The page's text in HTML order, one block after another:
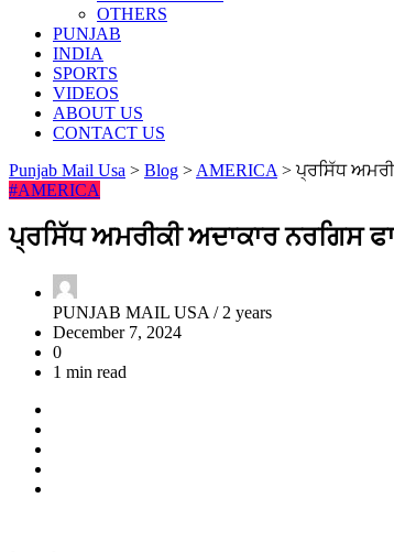
OTHERS
PUNJAB
INDIA
SPORTS
VIDEOS
ABOUT US
CONTACT US
Punjab Mail Usa > Blog > AMERICA >ਪ੍ਰਸਿੱਧ
#AMERICA
ਪ੍ਰਸਿੱਧ ਅਮਰੀਕੀ ਅਦਾਕਾਰ ਨਰਗਿਸ
PUNJAB MAIL USA / 2 years
December 7, 2024
0
1 min read